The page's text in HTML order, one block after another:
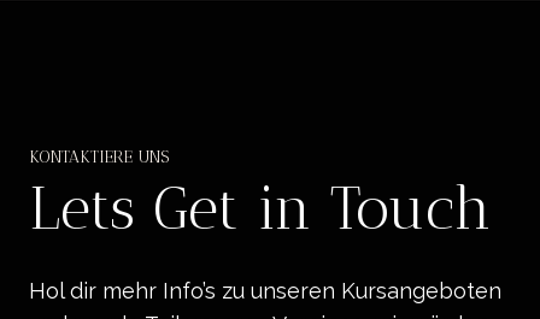
KONTAKTIERE UNS
Lets Get in Touch
Hol dir mehr Info’s zu unseren Kursangeboten